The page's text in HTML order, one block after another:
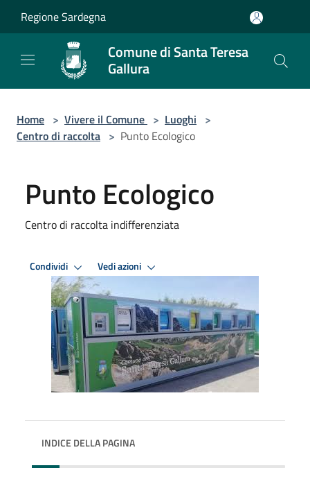
Regione Sardegna
Comune di Santa Teresa
Gallura
Home > Vivere il Comune > Luoghi >
Centro di raccolta > Punto Ecologico
Punto Ecologico
Centro di raccolta indifferenziata
Condividi Vedi azioni
INDICE DELLA PAGINA